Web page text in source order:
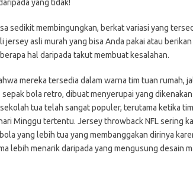
yang tidak!
sedikit membingungkan, berkat variasi yang
jersey asli murah yang bisa Anda pakai atau
hal daripada takut membuat kesalahan.
mereka tersedia dalam warna tim tuan rumah,
sepak bola retro, dibuat menyerupai yang
tua telah sangat populer, terutama ketika
Minggu tertentu. Jersey throwback NFL sering
yang lebih tua yang membanggakan dirinya
lebih menarik daripada yang mengusung desain